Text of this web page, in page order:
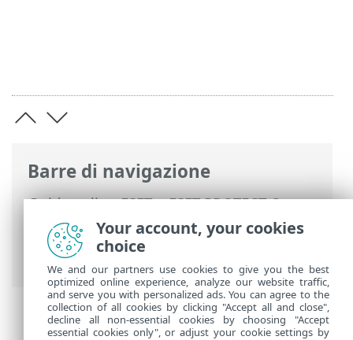
Barre di navigazione
Guida online ESET>ESET PROTECT On-
Prem>
Introduzione a ESET PROTECT
Virtual Appliance > Informazioni sulla
guida
Your account, your cookies
choice
We and our partners use cookies to give you the best
optimized online experience, analyze our website traffic,
and serve you with personalized ads. You can agree to the
collection of all cookies by clicking "Accept all and close",
decline all non-essential cookies by choosing "Accept
essential cookies only", or adjust your cookie settings by